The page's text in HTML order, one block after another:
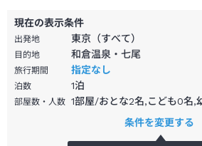
現在の表示条件
出発地 東京（すべて）
目的地 和倉温泉・七尾
旅行期間 指定なし
泊数 1泊
部屋数・人数 1部屋/おとな2名,こども0名,
条件を変更する